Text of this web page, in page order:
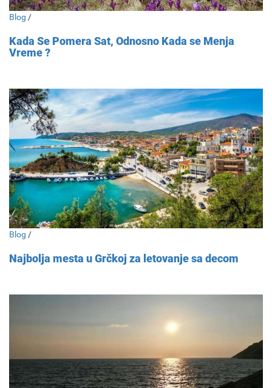
Blog /
Kada Se Pomera Sat, Odnosno Kada se Menja
Vreme ?
Blog /
Najbolja mesta u Grčkoj za letovanje sa decom